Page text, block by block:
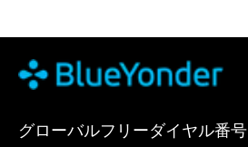
グローバルフリーダイヤル番号